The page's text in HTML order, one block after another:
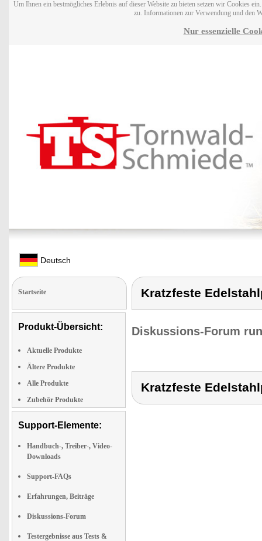
Um Ihnen ein bestmögliches Erlebnis auf dieser Website zu bieten setzen wir Cookies
zu. Informationen zur Verwendung und den
Nur essenzielle
Deutsch
Startseite
Produkt-Übersicht:
Aktuelle Produkte
Ältere Produkte
Alle Produkte
Zubehör Produkte
Support-Elemente:
Handbuch-, Treiber-, Video-
Downloads
Support-FAQs
Erfahrungen, Beiträge
Diskussions-Forum
Testergebnisse aus Tests &
Kratzfeste
Diskussions-Forum
Kratzfeste